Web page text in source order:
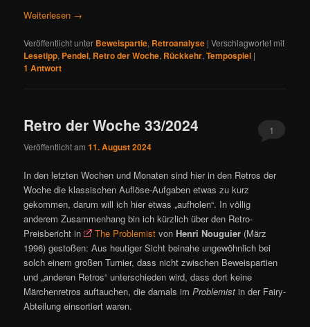
Weiterlesen →
Veröffentlicht unter Beweispartie, Retroanalyse |Verschlagwortet mit
Lesetipp, Pendel, Retro der Woche, Rückkehr,Tempospiel |
1 Antwort
Retro der Woche 33/2024
Veröffentlicht am11. August 2024
1
In den letzten Wochen und Monaten sind hier in den Retros der
Woche die klassischen Auflöse-Aufgaben etwas zu kurz
gekommen, darum will ich hier etwas „aufholen“. In völlig
anderem Zusammenhang bin ich kürzlich über den Retro-
Preisbericht in
The Problemist von Henri Nouguier (März
1996) gestoßen: Aus heutiger Sicht beinahe ungewöhnlich bei
solch einem großen Turnier, dass nicht zwischen Beweispartien
und „anderen Retros“ unterschieden wird, dass dort keine
Märchenretros auftauchen, die damals imProblemist in der Fairy-
Abteilung einsortiert waren.